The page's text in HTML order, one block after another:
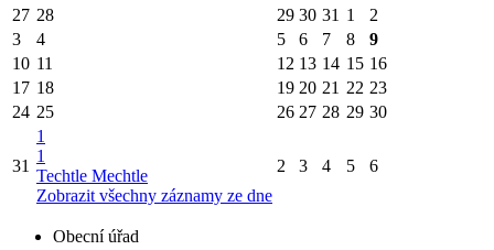
27 28 29 30 31 1
2
3
4 5 6 7 8
9
10 11 12 13 14 15 16
17 18 19 20 21 22 23
24 25 26 27 28 29 30
31
1
1
Techtle Mechtle
Zobrazit všechny záznamy ze dne
2 3 4 5 6
Obecní úřad